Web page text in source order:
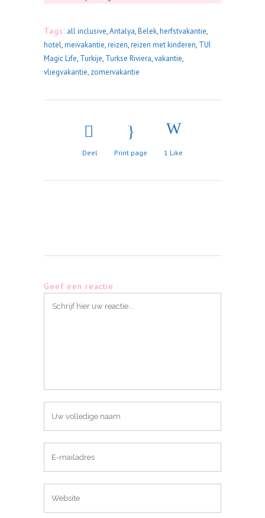
Tags: all inclusive,Antalya,Belek,herfstvakantie,
hotel,meivakantie,reizen,reizen met kinderen, TUI
Magic Life, Turkije, Turkse Riviera,vakantie,
vliegvakantie, zomervakantie
Deel Print page 1 Like
Geef een reactie